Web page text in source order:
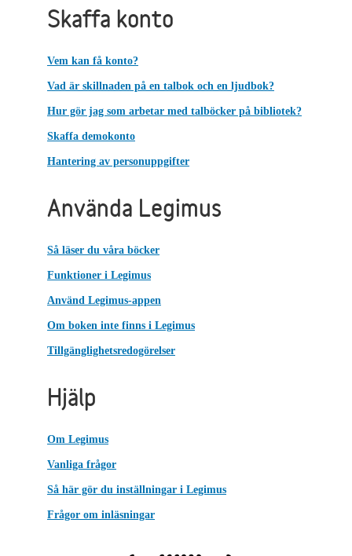
Skaffa konto
Vem kan få konto?
Vad är skillnaden på en talbok och en ljudbok?
Hur gör jag som arbetar med talböcker på bibliotek?
Skaffa demokonto
Hantering av personuppgifter
Använda Legimus
Så läser du våra böcker
Funktioner i Legimus
Använd Legimus-appen
Om boken inte finns i Legimus
Tillgänglighetsredogörelser
Hjälp
Om Legimus
Vanliga frågor
Så här gör du inställningar i Legimus
Frågor om inläsningar